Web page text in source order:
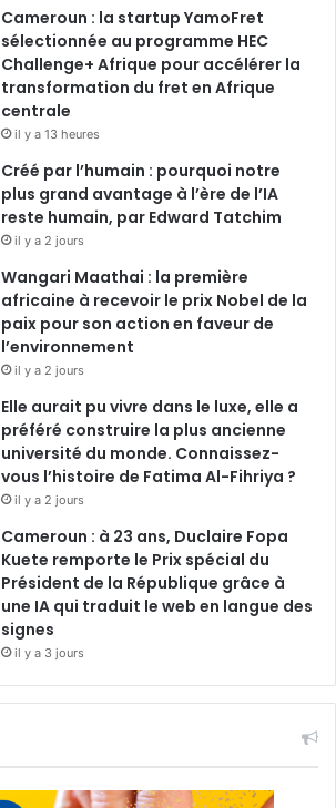
Cameroun : la startup YamoFret
sélectionnée au programme HEC
Challenge+ Afrique pour accélérer la
transformation du fret en Afrique
centrale
il y a 13 heures
Créé par l’humain : pourquoi notre
plus grand avantage à l’ère de l’IA
reste humain, par Edward Tatchim
il y a 2 jours
Wangari Maathai : la première
africaine à recevoir le prix Nobel de la
paix pour son action en faveur de
l’environnement
il y a 2 jours
Elle aurait pu vivre dans le luxe, elle a
préféré construire la plus ancienne
université du monde. Connaissez-
vous l’histoire de Fatima Al-Fihriya ?
il y a 2 jours
Cameroun : à 23 ans, Duclaire Fopa
Kuete remporte le Prix spécial du
Président de la République grâce à
une IA qui traduit le web en langue des
signes
il y a 3 jours